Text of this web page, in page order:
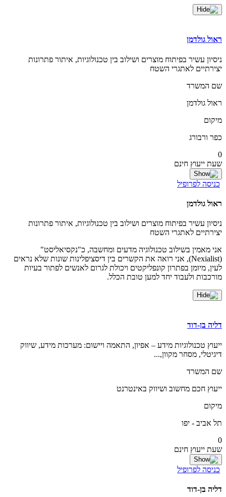
ראול גולדמן
ניסיון עשיר בפיתוח מוצרים ושילוב בין טכנולוגיות, איתור פתרונות
יצירתיים לאתגרי השטח
שם המשרד
ראול גולדמן
מיקום
כפר ורבורג
0
שעת ייעוץ חינם
כניסה לפרופיל
ראול גולדמן
ניסיון עשיר בפיתוח מוצרים ושילוב בין טכנולוגיות, איתור פתרונות
יצירתיים לאתגרי השטח
אני מאמין בשילוב טכנולוגיה מדעים ומחשבה, כ"נקסיאליסט"
(Nexialist), אני רואה את הקשרים בין דיסציפלינות שונות שלא נראים
לעין, מיומן בפתרון קונפליקטים ויכולת לגרום לאנשים לפתור בעיות
מורכבות ולעבוד יחד למען טובת הכלל.
דליה בן-דוד
ייעוץ טכנולוגיות מידע – אפיון, התאמה ויישום: מערכות מידע, שיווק
דיגיטלי, מסחר מקוון,...
שם המשרד
ייעוץ חכם מחשוב ושיווק באינטרנט
מיקום
תל אביב - יפו
0
שעת ייעוץ חינם
כניסה לפרופיל
דליה בן-דוד